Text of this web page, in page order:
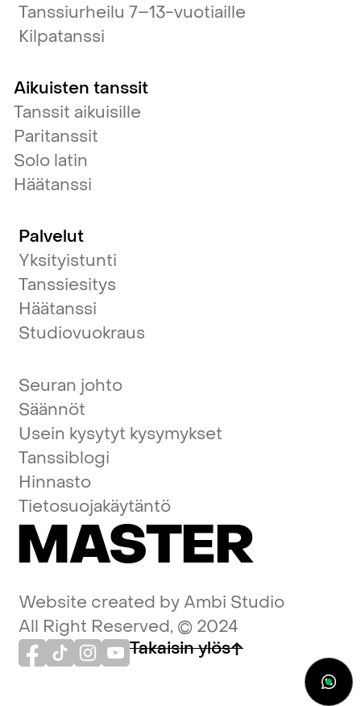
Tanssiurheilu 7–13-vuotiaille
Kilpatanssi
Aikuisten tanssit
Tanssit aikuisille
Paritanssit
Solo latin
Häätanssi
Palvelut
Yksityistunti
Tanssiesitys
Häätanssi
Studiovuokraus
Seuran johto
Säännöt
Usein kysytyt kysymykset
Tanssiblogi
Hinnasto
Tietosuojakäytäntö
MASTER
Website created byAmbi Studio
All Right Reserved, © 2024
Takaisin ylös